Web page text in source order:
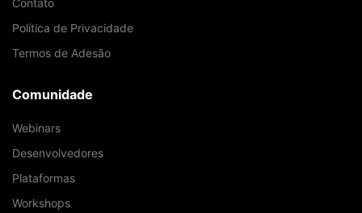
Contato
Política de Privacidade
Termos de Adesão
Comunidade
Webinars
Desenvolvedores
Plataformas
Workshops